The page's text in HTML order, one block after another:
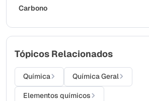
Carbono
Tópicos Relacionados
Química Química Geral
Elementos químicos